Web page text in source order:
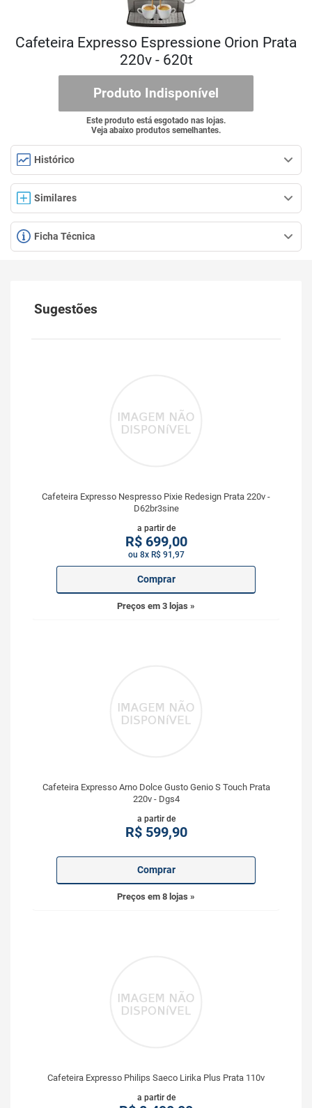
Cafeteira Expresso Espressione Orion Prata
220v - 620t
Produto Indisponível
Este produto está esgotado nas lojas.
Veja abaixo produtos semelhantes.
Histórico
Similares
Ficha Técnica
Sugestões
Cafeteira Expresso Nespresso Pixie Redesign Prata 220v -
D62br3sine
a partir de
R$699,00
ou 8x R$ 91,97
Comprar
Preços em 3 lojas »
Cafeteira Expresso Arno Dolce Gusto Genio S Touch Prata
220v - Dgs4
a partir de
R$599,90
Comprar
Preços em 8 lojas »
Cafeteira Expresso Philips Saeco Lirika Plus Prata 110v
a partir de